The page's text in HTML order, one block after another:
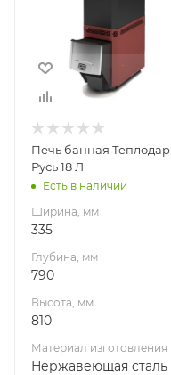
Высота, мм
810
Материал
Нержавеющая
сталь
Вид топлива
Диаметр дымохода,
115
500
90
Печь банная Теплодар
Русь 18 Л
Есть в наличии
Ширина, мм
335
Глубина, мм
790
Высота, мм
810
Материал изготовления
Нержавеющая сталь